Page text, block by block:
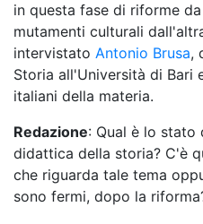
in questa fase di riforme
mutamenti culturali
intervistato Antonio Brusa,
Storia all'Università di Bari
italiani della materia.
Redazione: Qual è lo stato
didattica della storia? C'è
che riguarda tale tema
sono fermi, dopo la